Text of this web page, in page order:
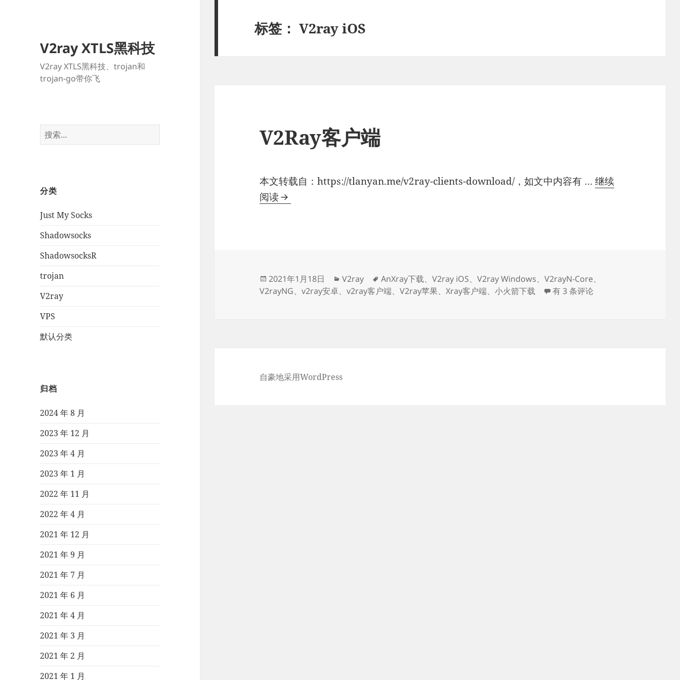
V2ray XTLS黑科技
V2ray XTLS黑科技、trojan和
trojan-go带你飞
搜
索：
分类
Just My Socks
Shadowsocks
ShadowsocksR
trojan
V2ray
VPS
默认分类
归档
2024 年 8 月
2023 年 12 月
2023 年 4 月
2023 年 1 月
2022 年 11 月
2022 年 4 月
2021 年 12 月
2021 年 9 月
2021 年 7 月
2021 年 6 月
2021 年 4 月
2021 年 3 月
2021 年 2 月
2021 年 1 月
标签： V2ray iOS
V2Ray客户端
本文转载自：https://tlanyan.me/v2ray-clients-download/，如文中内容有 … 继续
阅读V2Ray
发
布
2021年1月18日
分
类
V2ray
标
签
AnXray下载、 V2ray iOS、 V2ray Windows、 V2rayN-Core、
V2rayNG、 v2ray安卓、 v2ray客户端、 V2ray苹果、 Xray客户端、 小火箭下载 V2Ray客户端
有 3 条评论
自豪地采用WordPress